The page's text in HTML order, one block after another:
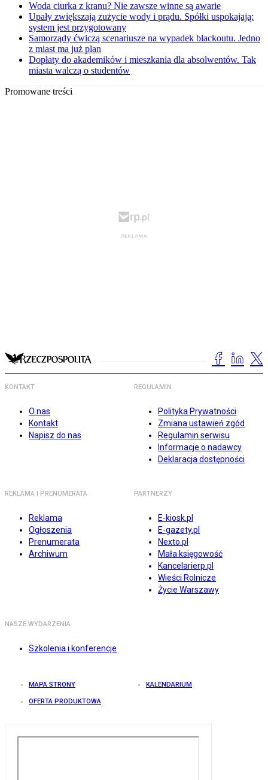
Woda ciurka z kranu? Nie zawsze winne są awarie
Upały zwiększają zużycie wody i prądu. Spółki uspokajają:
system jest przygotowany
Samorządy ćwiczą scenariusze na wypadek blackoutu. Jedno
z miast ma już plan
Dopłaty do akademików i mieszkania dla absolwentów. Tak
miasta walczą o studentów
Promowane treści
KONTAKT
O nas
Kontakt
Napisz do nas
REGULAMIN
Polityka Prywatności
Zmiana ustawień zgód
Regulamin serwisu
Informacje o nadawcy
Deklaracja dostępności
REKLAMA I PRENUMERATA
Reklama
Ogłoszenia
Prenumerata
Archiwum
PARTNERZY
E-kiosk.pl
E-gazety.pl
Nexto.pl
Mała księgowość
Kancelarierp.pl
Wieści Rolnicze
Życie Warszawy
NASZE WYDARZENIA
Szkolenia i konferencje
MAPA STRONY KALENDARIUM
OFERTA PRODUKTOWA